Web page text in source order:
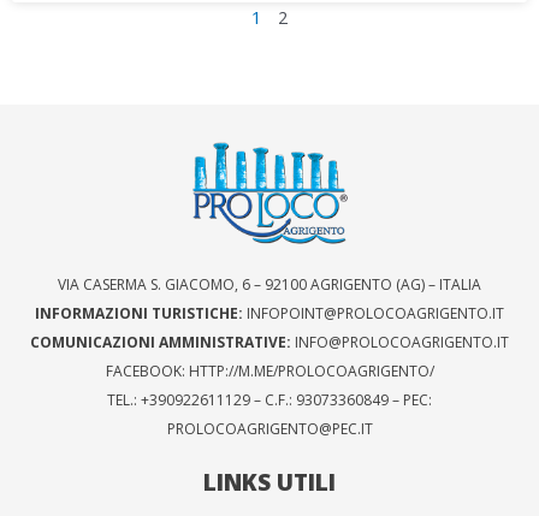
1 2
VIA CASERMA S. GIACOMO, 6 – 92100 AGRIGENTO (AG) – ITALIA
INFORMAZIONI TURISTICHE: INFOPOINT@PROLOCOAGRIGENTO.IT
COMUNICAZIONI AMMINISTRATIVE: INFO@PROLOCOAGRIGENTO.IT
FACEBOOK: HTTP://M.ME/PROLOCOAGRIGENTO/
TEL.: +390922611129 – C.F.: 93073360849 – PEC:
PROLOCOAGRIGENTO@PEC.IT
LINKS UTILI